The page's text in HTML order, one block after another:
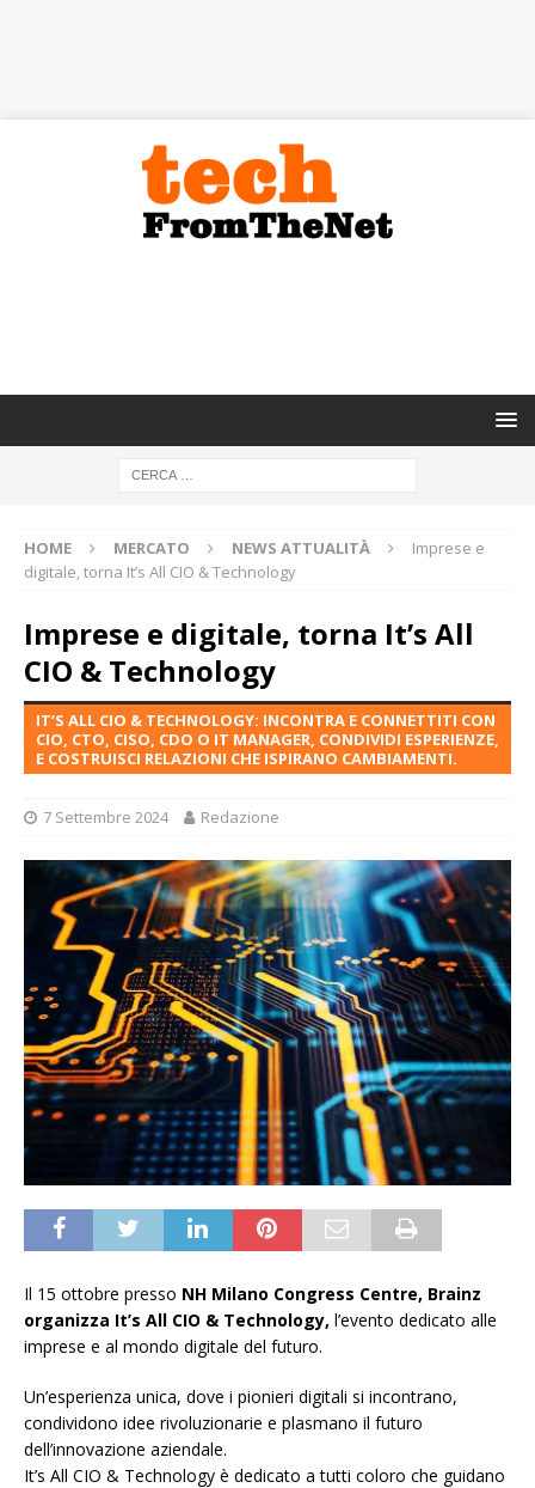
HOME MERCATO NEWS ATTUALITÀ
Imprese e
digitale, torna It’s All CIO & Technology
Imprese e digitale, torna It’s All
CIO & Technology
IT’S ALL CIO & TECHNOLOGY: INCONTRA E CONNETTITI CON
CIO, CTO, CISO, CDO O IT MANAGER, CONDIVIDI ESPERIENZE,
E COSTRUISCI RELAZIONI CHE ISPIRANO CAMBIAMENTI.
7 Settembre 2024 Redazione
Il 15 ottobre presso NH Milano Congress Centre, Brainz
organizza It’s All CIO & Technology, l’evento dedicato alle
imprese e al mondo digitale del futuro.
Un’esperienza unica, dove i pionieri digitali si incontrano,
condividono idee rivoluzionarie e plasmano il futuro
dell’innovazione aziendale.
It’s All CIO & Technology è dedicato a tutti coloro che guidano